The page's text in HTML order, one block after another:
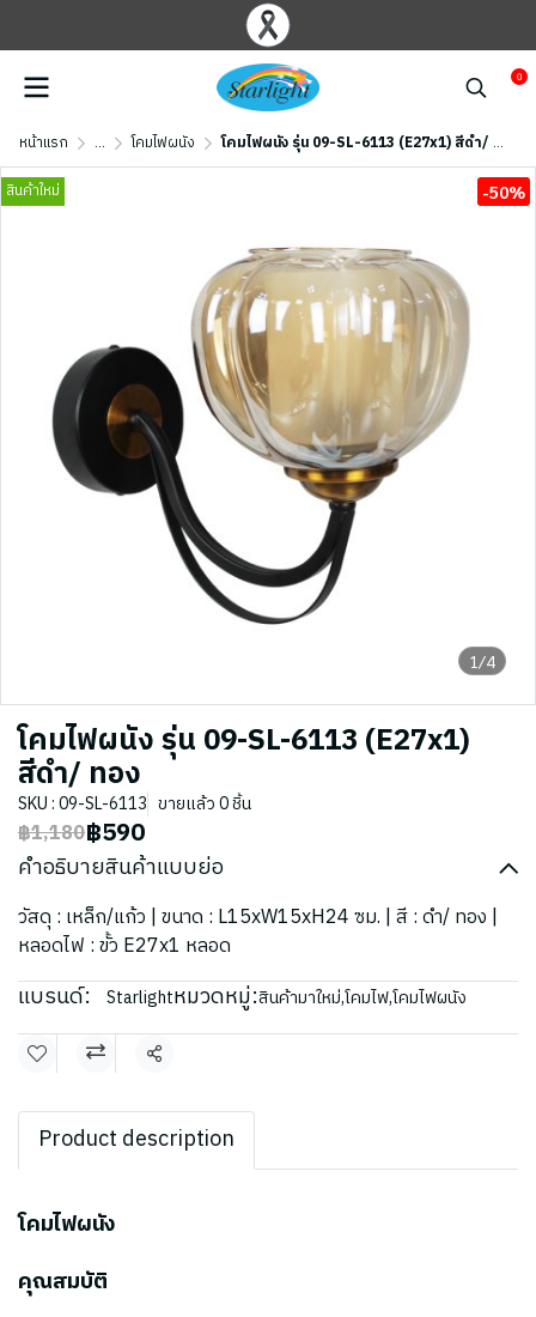
0
หน้าแรก ... โคมไฟผนัง โคมไฟผนัง รุ่น 09-SL-6113 (E27x1) สีดำ/ ทอง
1/4
สินค้าใหม่ -50%
โคมไฟผนัง รุ่น 09-SL-6113 (E27x1)
สีดำ/ ทอง
SKU : 09-SL-6113 ขายแล้ว 0 ชิ้น
฿1,180฿590
คำอธิบายสินค้าแบบย่อ
วัสดุ : เหล็ก/แก้ว | ขนาด : L15xW15xH24 ซม. | สี : ดำ/ ทอง |
หลอดไฟ : ขั้ว E27x1 หลอด
แบรนด์: Starlightหมวดหมู่:สินค้ามาใหม่,โคมไฟ,โคมไฟผนัง
แชร์
Product description
โคมไฟผนัง
คุณสมบัติ